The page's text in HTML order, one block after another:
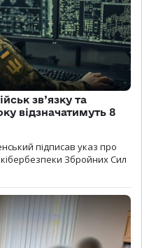
зв’язку та
відзначатимуть 8
підписав указ про
Збройних Сил